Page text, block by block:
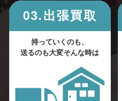
03.出張買取
持っていくのも、
送るのも大変そんな時は